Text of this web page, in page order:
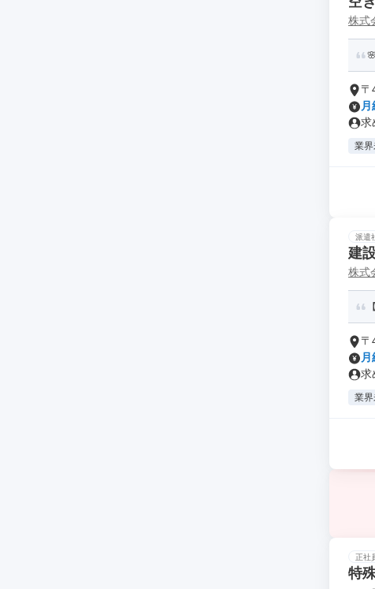
株式
〒
求
業
派遣
建
株式
〒
求
業
正社
特